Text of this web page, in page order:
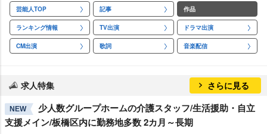
芸能人TOP 記事 作品
ランキング情報 TV出演 ドラマ出演
CM出演 歌詞 音楽配信
求人特集 さらに見る
NEW
少人数グループホームの介護スタッフ/生活援助・自立
支援メイン/板橋区内に勤務地多数 2カ月～長期